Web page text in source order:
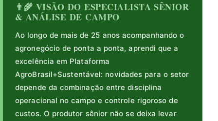
👨‍🌾 VISÃO DO ESPECIALISTA SÊNIOR
& ANÁLISE DE CAMPO
Ao longo de mais de 25 anos acompanhando o
agronegócio de ponta a ponta, aprendi que a
excelência em Plataforma
AgroBrasil+Sustentável: novidades para o setor
depende da combinação entre disciplina
operacional no campo e controle rigoroso de
custos. O produtor sênior não se deixa levar